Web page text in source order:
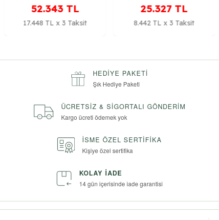
52.343TL
17.448 TL x 3 Taksit
25.327TL
8.442 TL x 3 Taksit
HEDIYE PAKETI
Şık Hediye Paketi
ÜCRETSIZ & SIGORTALI GÖNDERIM
Kargo ücreti ödemek yok
İSME ÖZEL SERTIFIKA
Kişiye özel sertifika
KOLAY İADE
14 gün içerisinde iade garantisi